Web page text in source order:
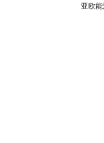
亚欧